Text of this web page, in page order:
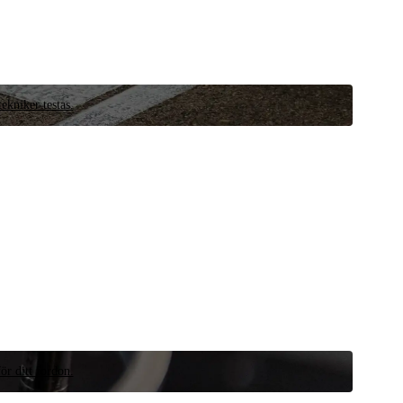
testas.
ditt fordon.